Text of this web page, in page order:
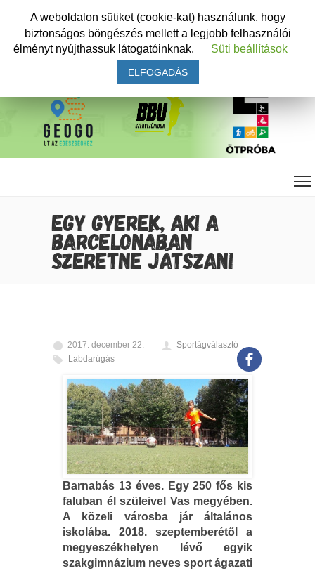
EGY GYEREK, AKI A
BARCELONÁBAN
SZERETNE JÁTSZANI
2017. december 22.
Sportágválasztó
Labdarúgás
Barnabás 13 éves. Egy 250 fős kis
faluban él szüleivel Vas megyében.
A közeli városba jár általános
iskolába. 2018. szeptemberétől a
megyeszékhelyen lévő egyik
szakgimnázium neves sport ágazati
A weboldalon sütiket (cookie-kat) használunk, hogy
biztonságos böngészés mellett a legjobb felhasználói
élményt nyújthassuk látogatóinknak.
Süti beállítások
ELFOGADÁS